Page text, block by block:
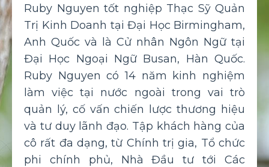
Ruby Nguyen tốt nghiệp Thạc Sỹ Quản
Trị Kinh Doanh tại Đại Học Birmingham,
Anh Quốc và là Cử nhân Ngôn Ngữ tại
Đại Học Ngoại Ngữ Busan, Hàn Quốc.
Ruby Nguyen có 14 năm kinh nghiệm
làm việc tại nước ngoài trong vai trò
quản lý, cố vấn chiến lược thương hiệu
và tư duy lãnh đạo. Tập khách hàng của
cô rất đa dạng, từ Chính trị gia, Tổ chức
phi chính phủ, Nhà Đầu tư tới Các